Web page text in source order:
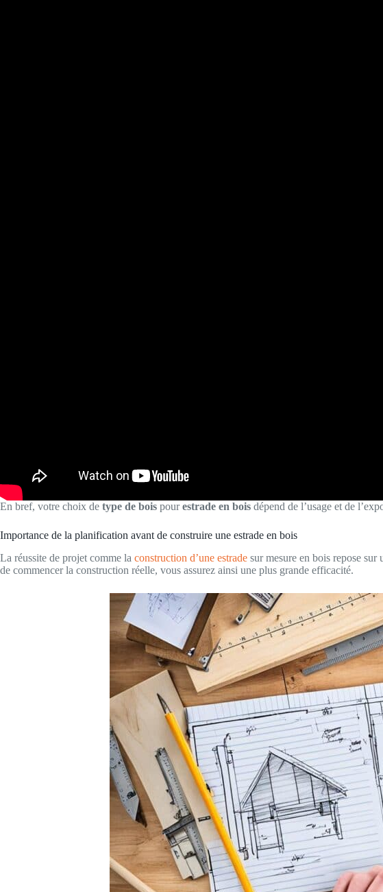
En bref, votre choix de type de bois pourestrade en bois dépend de l’usage et de
Importance de la planification avant de construire une estrade en bois
La réussite de projet comme la construction d’une estrade sur mesure en bois repose sur
de commencer la construction réelle, vous assurez ainsi une plus grande efficacité.